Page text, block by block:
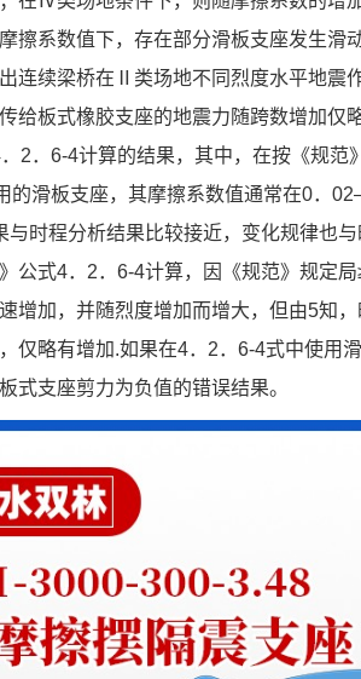
擦系数值下，存在部分滑板支座发生滑
连续梁桥在Ⅱ类场地不同烈度水平地震
给板式橡胶支座的地震力随跨数增加仅
2．6-4计算的结果，其中，在按《规范
的滑板支座，其摩擦系数值通常在0．
与时程分析结果比较接近，变化规律也
公式4．2．6-4计算，因《规范》规定
增加，并随烈度增加而增大，但由5知
仅略有增加.如果在4．2．6-4式中使用
式支座剪力为负值的错误结果。